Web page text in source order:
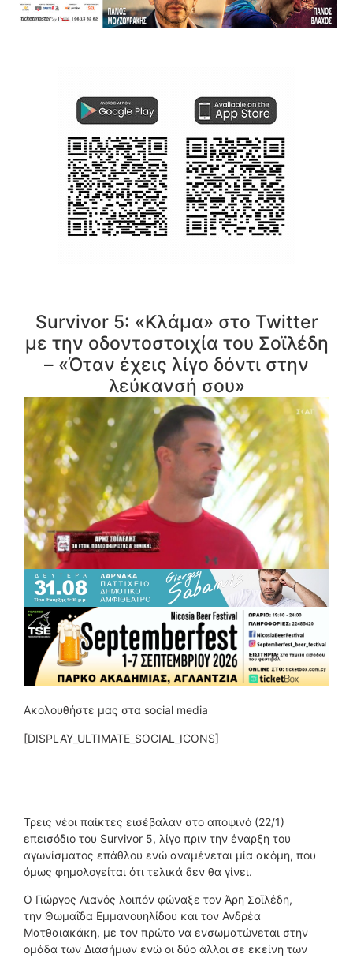
Survivor 5: «Κλάμα» στο Twitter
με την οδοντοστοιχία του Σοϊλέδη
– «Όταν έχεις λίγο δόντι στην
λεύκανσή σου»
Ακολουθήστε μας στα social media
[DISPLAY_ULTIMATE_SOCIAL_ICONS]
Τρεις νέοι παίκτες εισέβαλαν στο αποψινό (22/1)
επεισόδιο του Survivor 5, λίγο πριν την έναρξη του
αγωνίσματος επάθλου ενώ αναμένεται μία ακόμη, που
όμως φημολογείται ότι τελικά δεν θα γίνει.
Ο Γιώργος Λιανός λοιπόν φώναξε τον Άρη Σοϊλέδη,
την Θωμαΐδα Εμμανουηλίδου και τον Ανδρέα
Ματθαιακάκη, με τον πρώτο να ενσωματώνεται στην
ομάδα των Διασήμων ενώ οι δύο άλλοι σε εκείνη των